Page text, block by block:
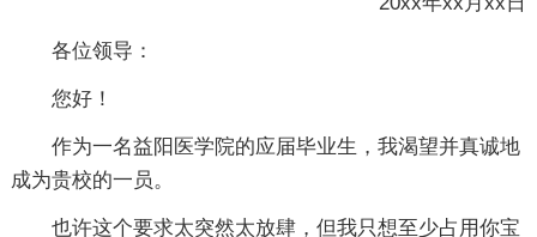
各位领导：
您好！
作为一名益阳医学院的应届毕业生，我渴望并真诚地
成为贵校的一员。
也许这个要求太突然太放肆，但我只想至少占用你宝